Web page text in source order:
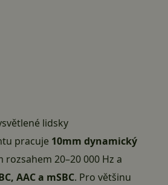
lidsky
pracuje 10mm dynamický
rozsahem 20–20 000 Hz a
AAC a mSBC. Pro většinu